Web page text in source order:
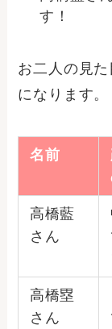
す！
お二人の見
になります。
名前
高橋藍
さん
高橋塁
さん